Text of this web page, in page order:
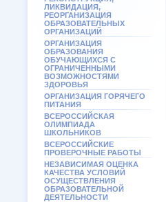
ЛИКВИДАЦИЯ,
РЕОРГАНИЗАЦИЯ
ОБРАЗОВАТЕЛЬНЫХ
ОРГАНИЗАЦИЙ
ОРГАНИЗАЦИЯ
ОБРАЗОВАНИЯ
ОБУЧАЮЩИХСЯ С
ОГРАНИЧЕННЫМИ
ВОЗМОЖНОСТЯМИ
ЗДОРОВЬЯ
ОРГАНИЗАЦИЯ ГОРЯЧЕГО
ПИТАНИЯ
ВСЕРОССИЙСКАЯ
ОЛИМПИАДА
ШКОЛЬНИКОВ
ВСЕРОССИЙСКИЕ
ПРОВЕРОЧНЫЕ РАБОТЫ
НЕЗАВИСИМАЯ ОЦЕНКА
КАЧЕСТВА УСЛОВИЙ
ОСУЩЕСТВЛЕНИЯ
ОБРАЗОВАТЕЛЬНОЙ
ДЕЯТЕЛЬНОСТИ